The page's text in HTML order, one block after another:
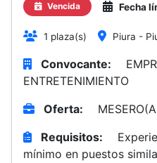
Vencida Fecha
1 plaza(s) Piura -
Convocante:
ENTRETENIMIENTO
Oferta:
Requisitos:
mínimo en puestos